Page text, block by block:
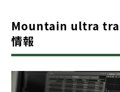
Mountain ultra
情報